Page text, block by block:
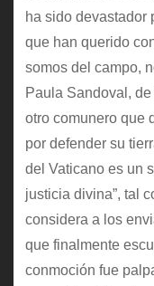
ha sido devastador
que han querido
somos del campo,
Paula Sandoval,
otro comunero que
por defender su
del Vaticano es un
justicia divina”, tal
considera a los
que finalmente
conmoción fue